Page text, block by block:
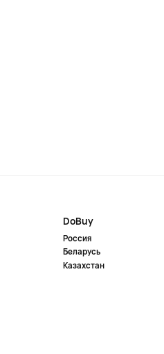
DoBuy
Россия
Беларусь
Казахстан